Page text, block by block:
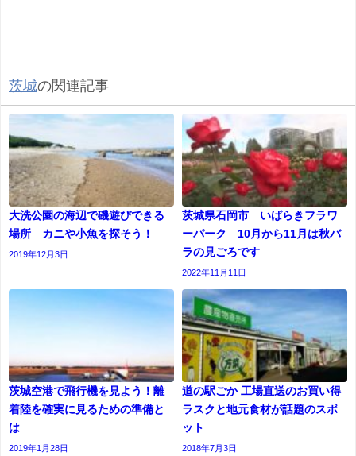
茨城の関連記事
大洗公園の海辺で磯遊びできる
場所 カニや小魚を探そう！
2019年12月3日
茨城県石岡市 いばらきフラワ
ーパーク 10月から11月は秋バ
ラの見ごろです
2022年11月11日
茨城空港で飛行機を見よう！離
着陸を確実に見るための準備と
は
2019年1月28日
道の駅ごか 工場直送のお買い得
ラスクと地元食材が話題のスポ
ット
2018年7月3日